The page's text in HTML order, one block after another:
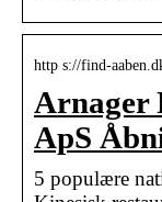
http s://find-
Arnager
ApS
5 populære